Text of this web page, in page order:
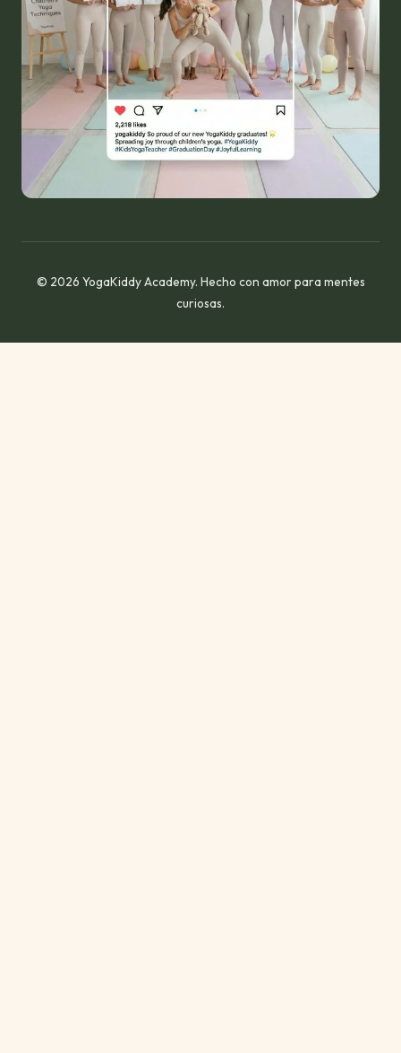
© 2026 YogaKiddy Academy. Hecho con amor para mentes
curiosas.